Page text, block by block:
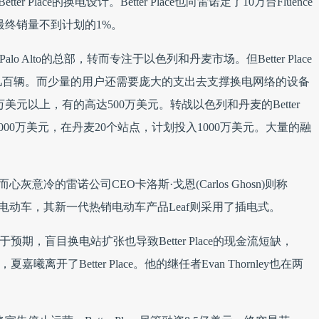
销量不到计划的1%。
Alto的总部，转而专注于以色列和丹麦市场。但Better Place
辆。而少量的用户还需要庞大的支出去支撑换电网络的设备
美元以上，有的高达500万美元。转战以色列和丹麦的Better
万美元，在丹麦20个站点，计划投入1000万美元。大量的融
心灰意冷的雷诺公司CEO卡洛斯·戈恩(Carlos Ghosn)则称
动车，其新一代热销电动车产品Leaf则采用了插电式。
预期，盲目换电站扩张也导致Better Place的现金流短缺，
夏嘉曦离开了Better Place。他的继任者Evan Thornley也在两